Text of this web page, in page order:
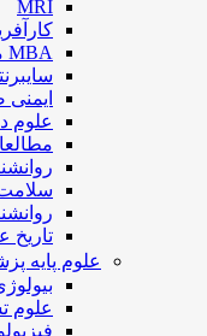
MRI
MBA مدیریت بیمارستانی
علوم
تاریخ
علوم پایه
علوم